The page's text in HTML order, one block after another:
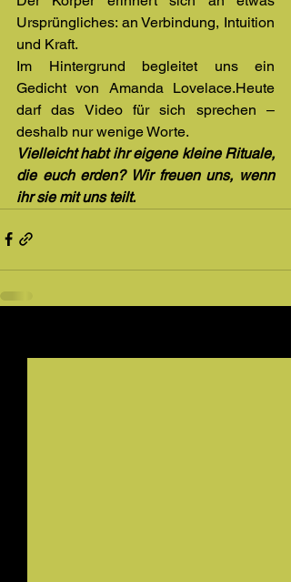
Ursprüngliches: an Verbindung, Intuition
und Kraft.
Im Hintergrund begleitet uns ein
Gedicht von Amanda Lovelace.Heute
darf das Video für sich sprechen –
deshalb nur wenige Worte.
Vielleicht habt ihr eigene kleine Rituale,
die euch erden? Wir freuen uns, wenn
ihr sie mit uns teilt.